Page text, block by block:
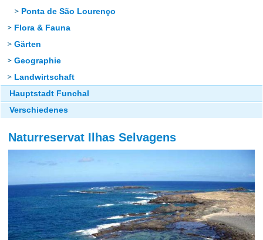
Ponta de São Lourenço
Flora & Fauna
Gärten
Geographie
Landwirtschaft
Hauptstadt Funchal
Verschiedenes
Naturreservat Ilhas Selvagens